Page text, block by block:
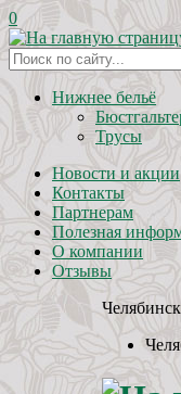
0
Нижнее бельё
Трусы
Новости и акции
Контакты
Партнерам
Полезная
О компании
Отзывы